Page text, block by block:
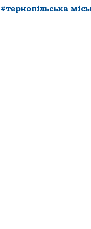
#тернопільська